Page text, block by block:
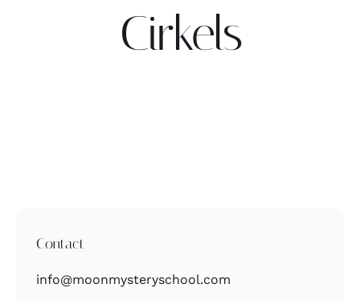
Contact
Cirkels
Contact
info@moonmysteryschool.com